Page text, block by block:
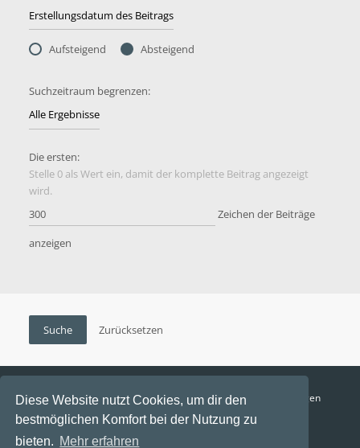
Diese Website nutzt Cookies, um dir den
bestmöglichen Komfort bei der Nutzung zu
bieten. Mehr erfahren
Aufsteigend Absteigend
Suchzeitraum begrenzen:
Die ersten:
Stelle 0 als Wert ein, damit der komplette Beitrag angezeigt
wird.
Zeichen der Beiträge
anzeigen
Funga Austria FAQ Datenschutz
Nutzungsbedingungen
Alle Zeiten sind UTC+02:00
Aktuelle Zeit: 8. August 2026, 06:43